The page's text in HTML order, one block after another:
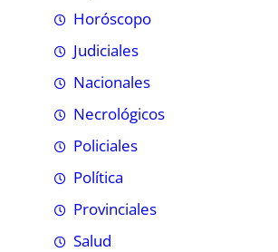
Horóscopo
Judiciales
Nacionales
Necrológicos
Policiales
Política
Provinciales
Salud